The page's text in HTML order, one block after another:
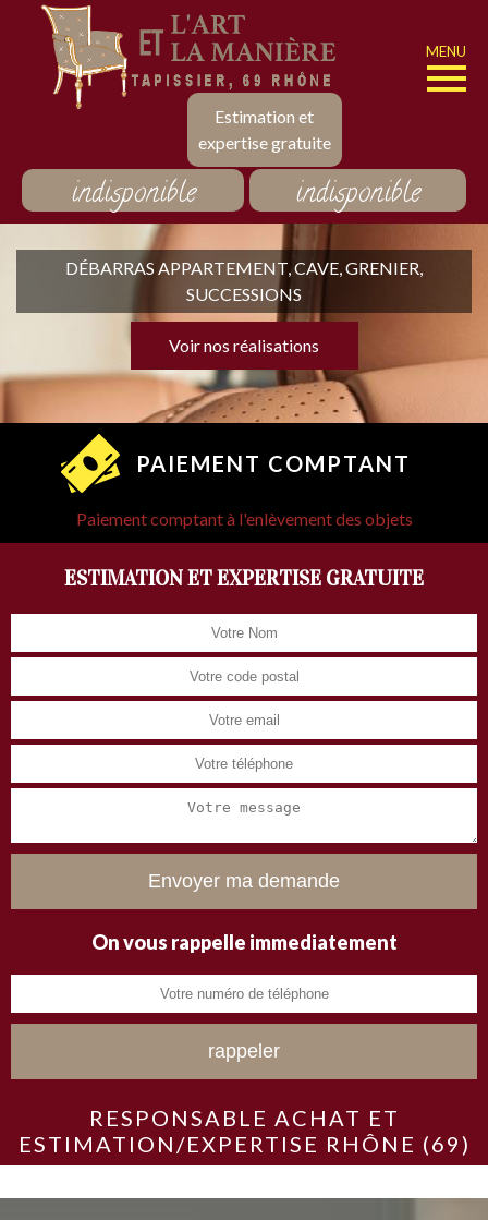
Estimation et
expertise gratuite
MENU
indisponible indisponible
DÉBARRAS APPARTEMENT, CAVE, GRENIER,
SUCCESSIONS
Voir nos réalisations
PAIEMENT COMPTANT
Paiement comptant à l'enlèvement des objets
ESTIMATION ET EXPERTISE GRATUITE
On vous rappelle immediatement
RESPONSABLE ACHAT ET
ESTIMATION/EXPERTISE RHÔNE (69)